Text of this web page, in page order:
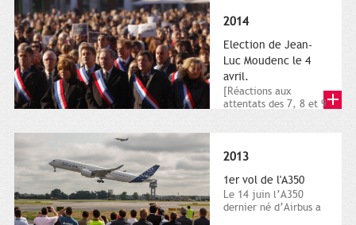
2014
Election de Jean-
Luc Moudenc le 4
avril.
[Réactions aux
attentats des 7, 8 et 9
2013
1er vol de l'A350
Le 14 juin l’A350
dernier né d’Airbus a